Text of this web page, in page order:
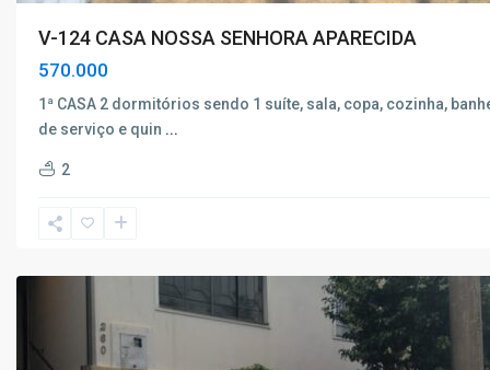
V-124 CASA NOSSA SENHORA APARECIDA
570.000
1ª CASA 2 dormitórios sendo 1 suíte, sala, copa, cozinha,
de serviço e quin ...
2
Nossa
Aparecida
de